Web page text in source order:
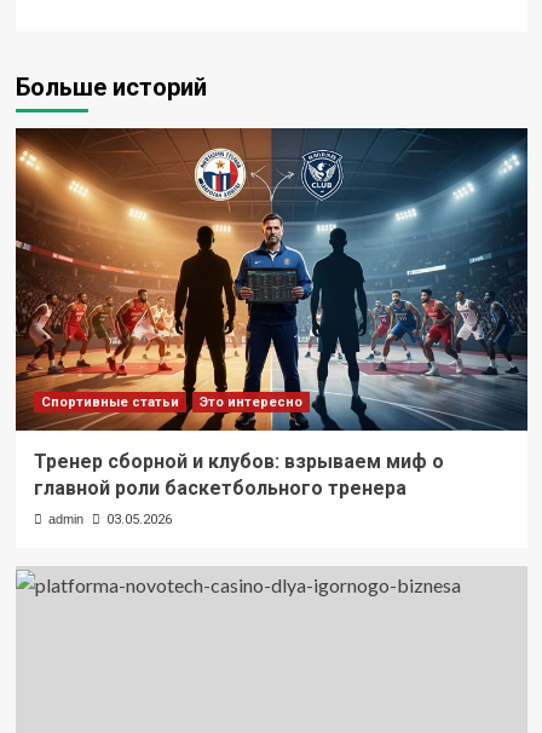
Больше историй
Спортивные статьи Это интересно
Тренер сборной и клубов: взрываем миф о
главной роли баскетбольного тренера
admin 03.05.2026